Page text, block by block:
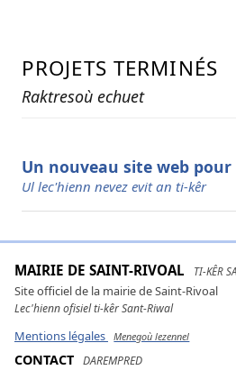
PROJETS TERMINÉS
Raktresoù echuet
Un nouveau site web
Ul lec'hienn nevez evit an ti-kêr
MAIRIE DE SAINT-RIVOAL TI-KÊR
Site officiel de la mairie de Saint-Rivoal
Lec'hienn ofisiel ti-kêr Sant-Riwal
Mentions légales Menegoù lezennel
CONTACT DAREMPRED